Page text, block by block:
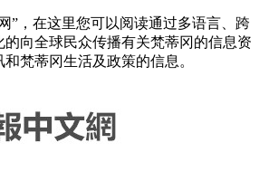
”，在这里您可以阅读通过多语言、跨
向全球民众传播有关梵蒂冈的信息资
梵蒂冈生活及政策的信息。